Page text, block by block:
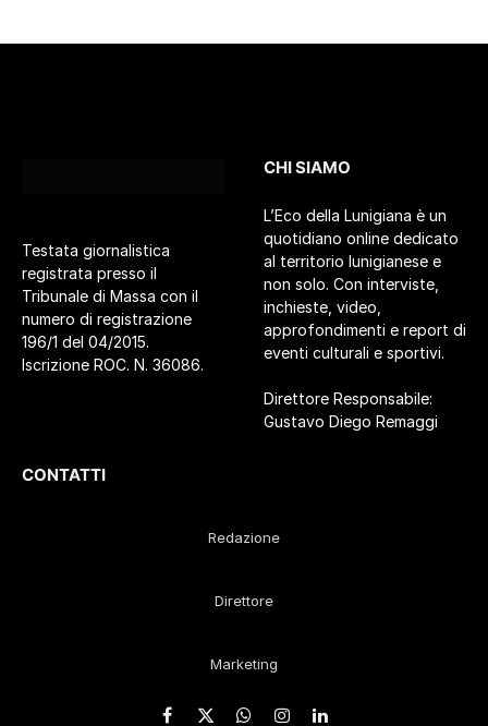
Testata giornalistica
registrata presso il
Tribunale di Massa con il
numero di registrazione
196/1 del 04/2015.
Iscrizione ROC. N. 36086.
CHI SIAMO
L’Eco della Lunigiana è un
quotidiano online dedicato
al territorio lunigianese e
non solo. Con interviste,
inchieste, video,
approfondimenti e report di
eventi culturali e sportivi.
Direttore Responsabile:
Gustavo Diego Remaggi
CONTATTI
Redazione
Direttore
Marketing